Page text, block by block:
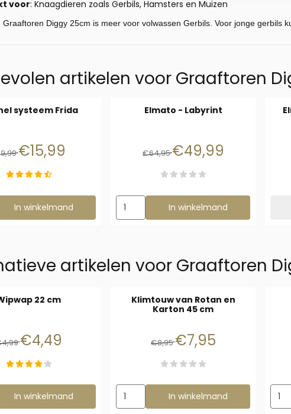
voor: Knaagdieren zoals Gerbils, Hamsters en Muizen
Graaftoren Diggy 25cm is meer voor volwassen Gerbils. Voor jonge gerbils
artikelen voor Graaftoren
systeem Frida
Van 19,99 voor 15,99
€15,99
voor Tunnel systeem Frida
In winkelmand
Elmato - Labyrint
Van 64,95 voor 49,99
€64,95€49,99
Aantal kiezen voor Elmato - Labyrint
In winkelmand
artikelen voor Graaftoren
22 cm
Van 4,99 voor 4,49
€4,49
voor Wipwap 22 cm
In winkelmand
Klimtouw van Rotan en
Karton 45 cm
Van 8,95 voor 7,95
€8,95€7,95
Aantal kiezen voor Klimtouw van Rotan
In winkelmand